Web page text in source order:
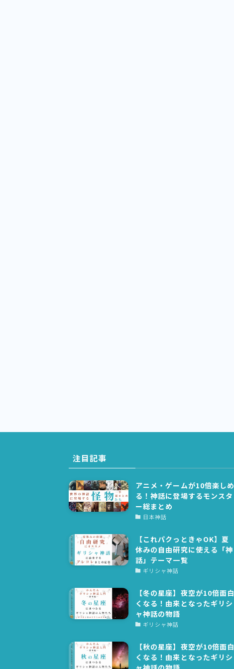
注目記事
アニメ・ゲームが10倍楽しめ
る！神話に登場するモンスタ
ー総まとめ
日本神話
【これパクっときゃOK】夏
休みの自由研究に使える「神
話」テーマ一覧
ギリシャ神話
【冬の星座】夜空が10倍面白
くなる！由来となったギリシ
ャ神話の物語
ギリシャ神話
【秋の星座】夜空が10倍面白
くなる！由来となったギリシ